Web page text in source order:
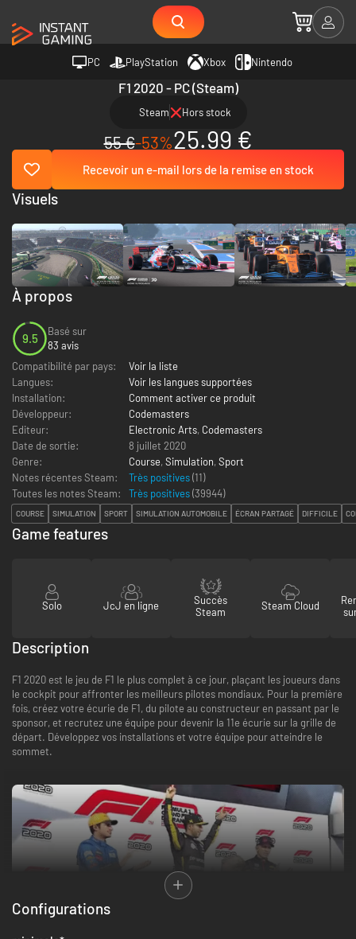
PC PlayStation Xbox Nintendo
F1 2020 - PC (Steam)
Steam Hors stock
55 €-53%25.99 €
Recevoir un e-mail lors de la remise en stock
À propos
9.5
Basé sur
83 avis
Compatibilité par pays:
Voir la liste
Langues:
Voir les langues supportées
Installation:
Comment activer ce produit
Développeur:
Codemasters
Editeur:
Electronic Arts, Codemasters
Date de sortie:
8 juillet 2020
Genre:
Course, Simulation, Sport
Notes récentes Steam:
Très positives(11)
Toutes les notes Steam:
Très positives(39944)
COURSE SIMULATION SPORT SIMULATION AUTOMOBILE ÉCRAN PARTAGÉ DIFFICILE
Visuels
Game features
Solo JcJ en ligne
Succès
Steam
Steam Cloud
Description
F1 2020 est le jeu de F1 le plus complet à ce jour, plaçant les joueurs dans
le cockpit pour affronter les meilleurs pilotes mondiaux. Pour la première
fois, créez votre écurie de F1, du pilote au constructeur en passant par le
sponsor, et recrutez une équipe pour devenir la 11e écurie sur la grille de
départ. Développez vos installations et votre équipe pour atteindre le
sommet.
Configurations